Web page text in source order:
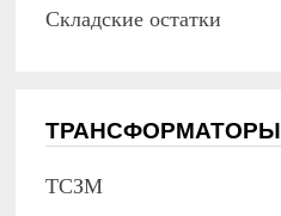
Складские остатки
ТРАНСФОРМАТОРЫ
ТСЗМ